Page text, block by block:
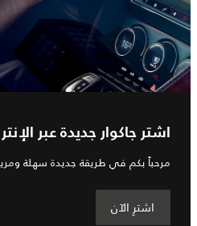
اشتر جاكوار جديدة عبر
مرحباً بكم في طريقة جديدة سهلة
اشترِ الآن